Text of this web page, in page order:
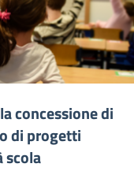
concessione di
di progetti
scola